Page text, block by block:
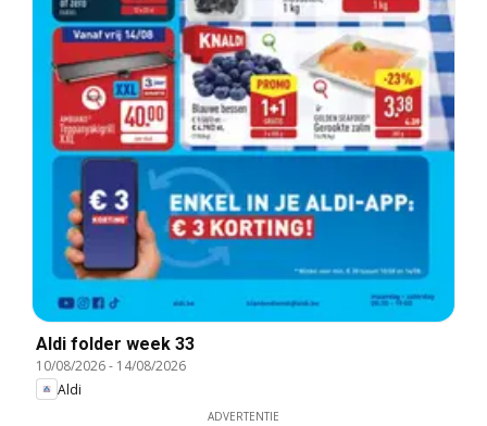
Aldi folder week 33
10/08/2026- 14/08/2026
Aldi
ADVERTENTIE